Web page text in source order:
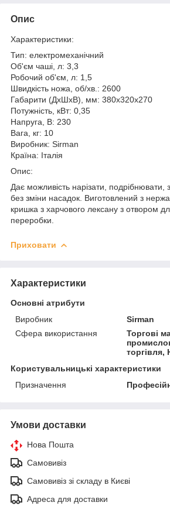
Опис
Характеристики:
Тип: електромеханічний
Об'єм чаші, л: 3,3
Робочий об'єм, л: 1,5
Швидкість ножа, об/хв.: 2600
Габарити (ДхШхВ), мм: 380х320х270
Потужність, кВт: 0,35
Напруга, В: 230
Вага, кг: 10
Виробник: Sirman
Країна: Італія
Опис:
Дає можливість нарізати, подрібнювати,
без зміни насадок. Виготовлений з
кришка з харчового лексану з отвором
переробки.
Приховати
Характеристики
Основні атрибути
Виробник
Sirman
Сфера використання
Торгові
торгівля,
Користувальницькі характеристики
Призначення
Умови доставки
Нова Пошта
Самовивіз
Самовивіз зі складу в Києві
Адреса для доставки